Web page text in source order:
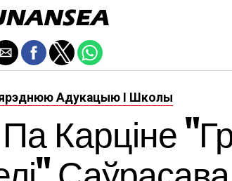
Адукацыю І Школы
Карціне